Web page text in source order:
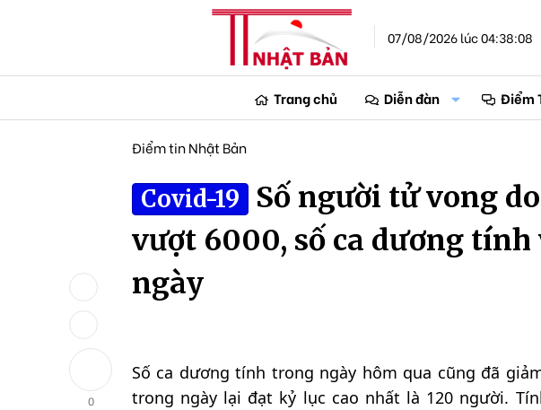
07/08/2026 lúc 04:38:08
Trang chủ Diễn đàn Điểm
0
Điểm tin Nhật Bản
Covid-19
Số người tử vong
vượt 6000, số ca dương tính
ngày
Số ca dương tính trong ngày hôm qua cũng đã
trong ngày lại đạt kỷ lục cao nhất là 120 người.